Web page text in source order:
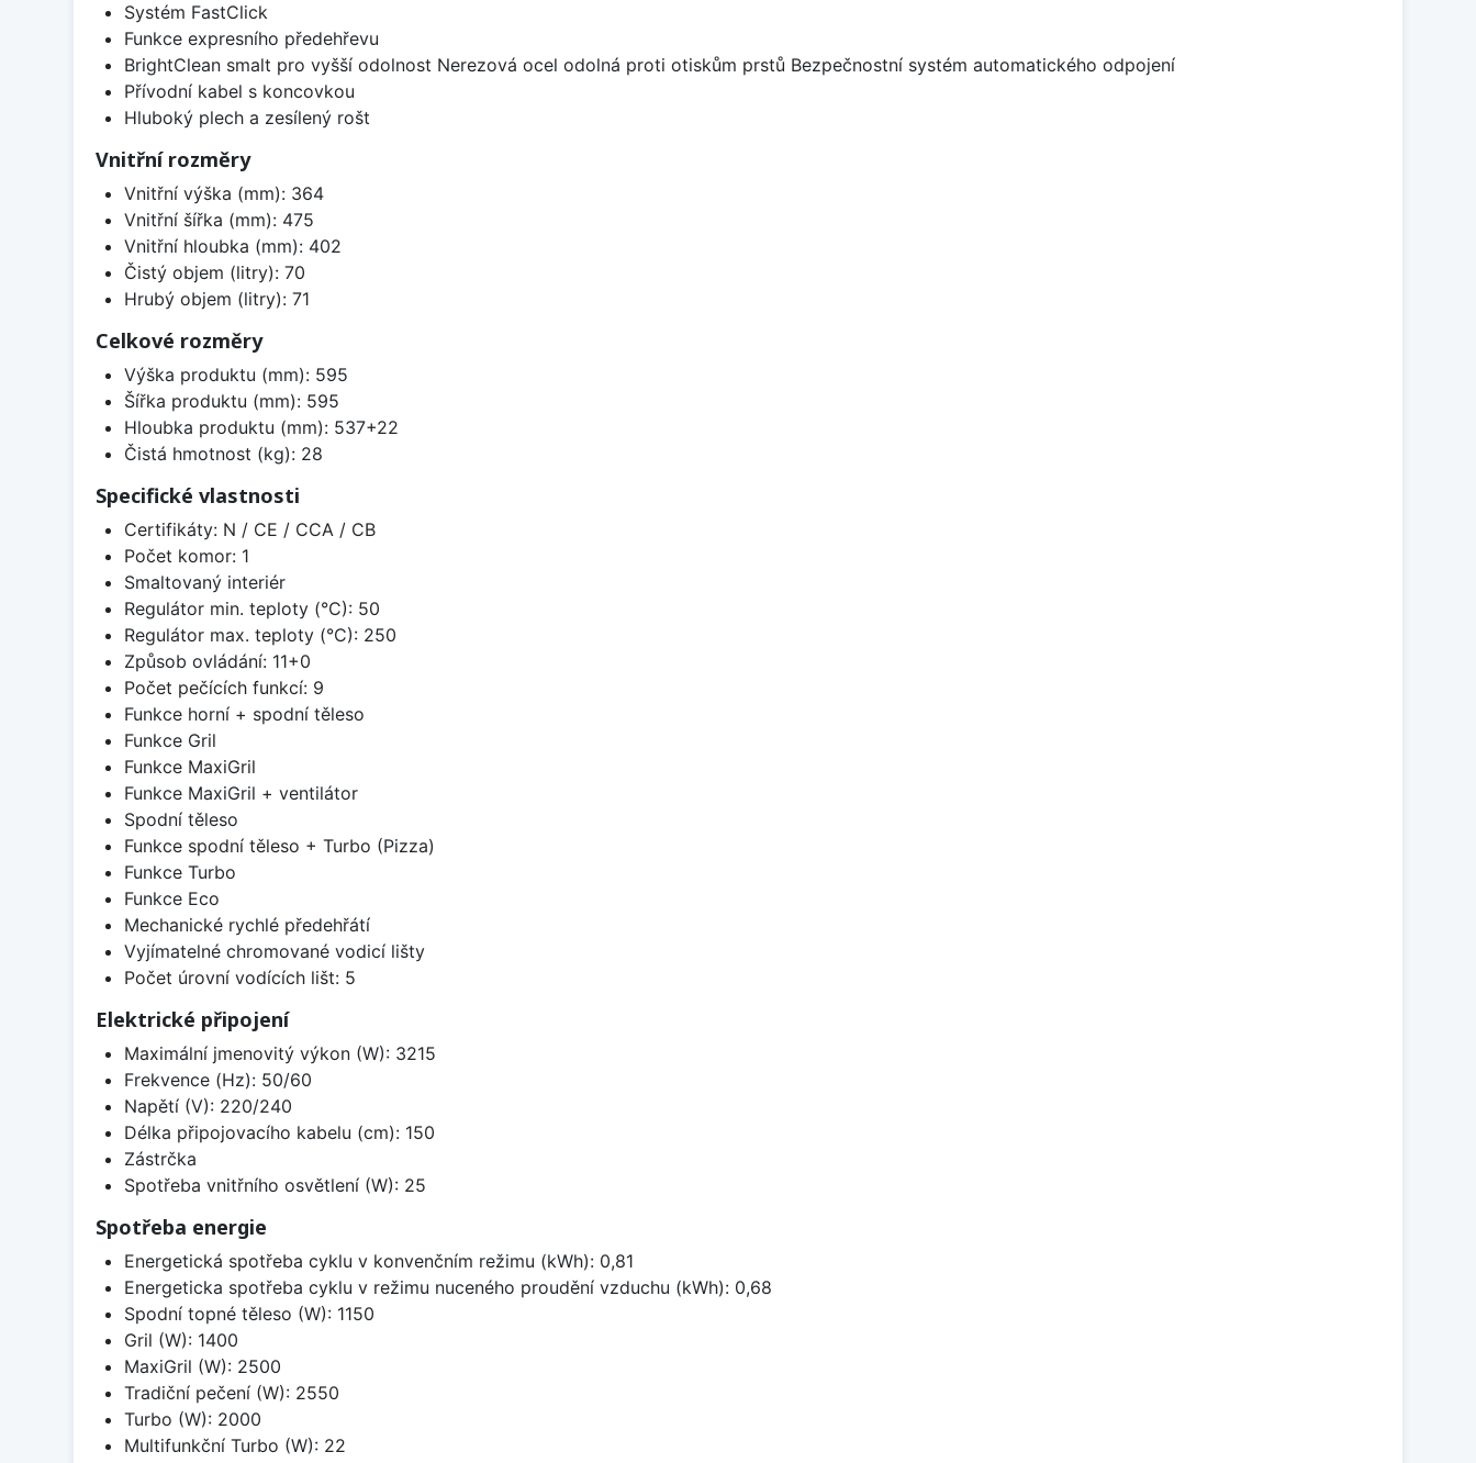
Systém FastClick
Funkce expresního předehřevu
BrightClean smalt pro vyšší odolnost Nerezová ocel odolná proti otiskům prstů Bezpečnostní systém automatického odpojení
Přívodní kabel s koncovkou
Hluboký plech a zesílený rošt
Vnitřní rozměry
Vnitřní výška (mm): 364
Vnitřní šířka (mm): 475
Vnitřní hloubka (mm): 402
Čistý objem (litry): 70
Hrubý objem (litry): 71
Celkové rozměry
Výška produktu (mm): 595
Šířka produktu (mm): 595
Hloubka produktu (mm): 537+22
Čistá hmotnost (kg): 28
Specifické vlastnosti
Certifikáty: N / CE / CCA / CB
Počet komor: 1
Smaltovaný interiér
Regulátor min. teploty (°C): 50
Regulátor max. teploty (°C): 250
Způsob ovládání: 11+0
Počet pečících funkcí: 9
Funkce horní + spodní těleso
Funkce Gril
Funkce MaxiGril
Funkce MaxiGril + ventilátor
Spodní těleso
Funkce spodní těleso + Turbo (Pizza)
Funkce Turbo
Funkce Eco
Mechanické rychlé předehřátí
Vyjímatelné chromované vodicí lišty
Počet úrovní vodících lišt: 5
Elektrické připojení
Maximální jmenovitý výkon (W): 3215
Frekvence (Hz): 50/60
Napětí (V): 220/240
Délka připojovacího kabelu (cm): 150
Zástrčka
Spotřeba vnitřního osvětlení (W): 25
Spotřeba energie
Energetická spotřeba cyklu v konvenčním režimu (kWh): 0,81
Energeticka spotřeba cyklu v režimu nuceného proudění vzduchu (kWh): 0,68
Spodní topné těleso (W): 1150
Gril (W): 1400
MaxiGril (W): 2500
Tradiční pečení (W): 2550
Turbo (W): 2000
Multifunkční Turbo (W): 22